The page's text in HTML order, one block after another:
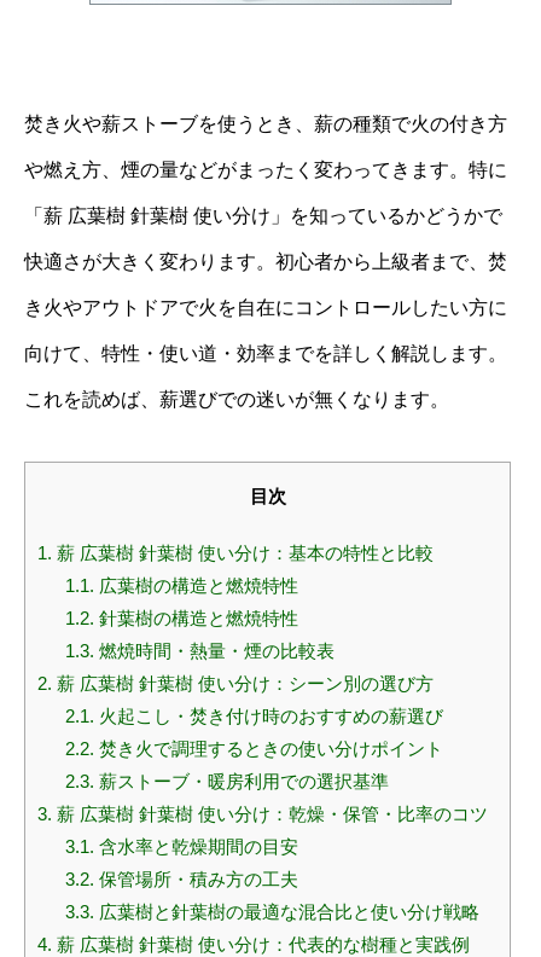
焚き火や薪ストーブを使うとき、薪の種類で火の付き方
や燃え方、煙の量などがまったく変わってきます。特に
「薪 広葉樹 針葉樹 使い分け」を知っているかどうかで
快適さが大きく変わります。初心者から上級者まで、焚
き火やアウトドアで火を自在にコントロールしたい方に
向けて、特性・使い道・効率までを詳しく解説します。
これを読めば、薪選びでの迷いが無くなります。
目次
1. 薪 広葉樹 針葉樹 使い分け：基本の特性と比較
1.1. 広葉樹の構造と燃焼特性
1.2. 針葉樹の構造と燃焼特性
1.3. 燃焼時間・熱量・煙の比較表
2. 薪 広葉樹 針葉樹 使い分け：シーン別の選び方
2.1. 火起こし・焚き付け時のおすすめの薪選び
2.2. 焚き火で調理するときの使い分けポイント
2.3. 薪ストーブ・暖房利用での選択基準
3. 薪 広葉樹 針葉樹 使い分け：乾燥・保管・比率のコツ
3.1. 含水率と乾燥期間の目安
3.2. 保管場所・積み方の工夫
3.3. 広葉樹と針葉樹の最適な混合比と使い分け戦略
4. 薪 広葉樹 針葉樹 使い分け：代表的な樹種と実践例